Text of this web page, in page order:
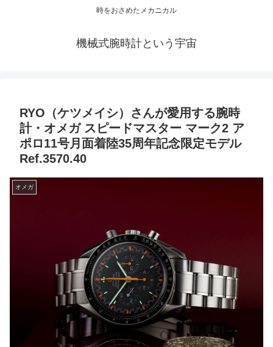
時をおさめたメカニカル
機械式腕時計という宇宙
RYO（ケツメイシ）さんが愛用する腕時
計・オメガ スピードマスター マーク2 ア
ポロ11号月面着陸35周年記念限定モデル
Ref.3570.40
オメガ